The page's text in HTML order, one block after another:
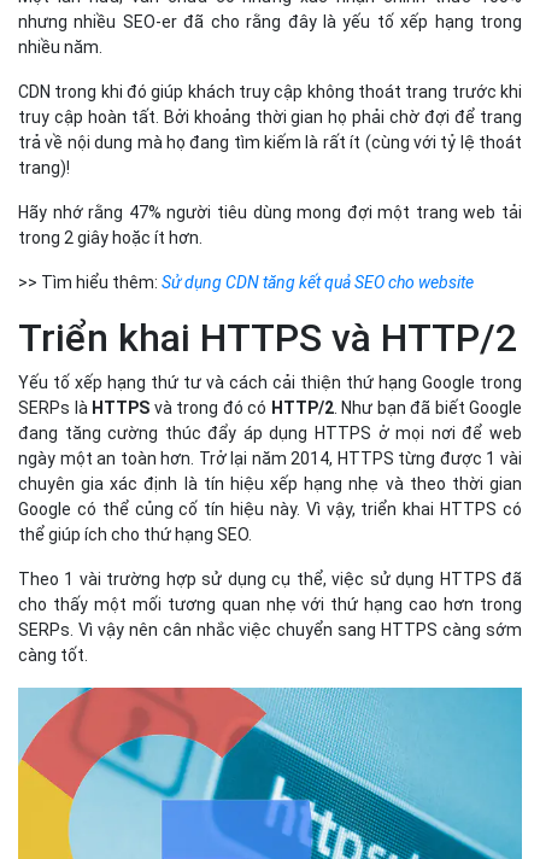
nhưng nhiều SEO-er đã cho rằng đây là yếu tố xếp hạng trong
nhiều năm.
CDN trong khi đó giúp khách truy cập không thoát trang trước khi
truy cập hoàn tất. Bởi khoảng thời gian họ phải chờ đợi để trang
trả về nội dung mà họ đang tìm kiếm là rất ít (cùng với tỷ lệ thoát
trang)!
Hãy nhớ rằng 47% người tiêu dùng mong đợi một trang web tải
trong 2 giây hoặc ít hơn.
>> Tìm hiểu thêm: Sử dụng CDN tăng kết quả SEO cho website
Triển khai HTTPS và HTTP/2
Yếu tố xếp hạng thứ tư và cách cải thiện thứ hạng Google trong
SERPs là HTTPS và trong đó có HTTP/2. Như bạn đã biết Google
đang tăng cường thúc đẩy áp dụng HTTPS ở mọi nơi để web
ngày một an toàn hơn. Trở lại năm 2014, HTTPS từng được 1 vài
chuyên gia xác định là tín hiệu xếp hạng nhẹ và theo thời gian
Google có thể củng cố tín hiệu này. Vì vậy, triển khai HTTPS có
thể giúp ích cho thứ hạng SEO.
Theo 1 vài trường hợp sử dụng cụ thể, việc sử dụng HTTPS đã
cho thấy một mối tương quan nhẹ với thứ hạng cao hơn trong
SERPs. Vì vậy nên cân nhắc việc chuyển sang HTTPS càng sớm
càng tốt.